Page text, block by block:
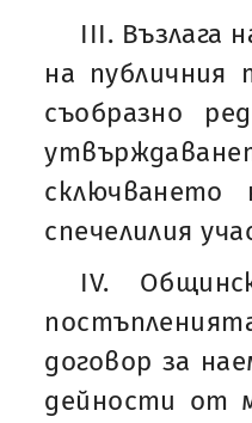
IІІ.
на
съобразно
спечелилия
IV.
договор за
дейности от